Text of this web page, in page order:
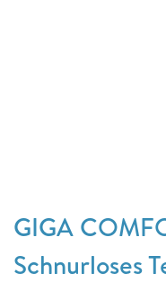
GIGA
Schnurloses